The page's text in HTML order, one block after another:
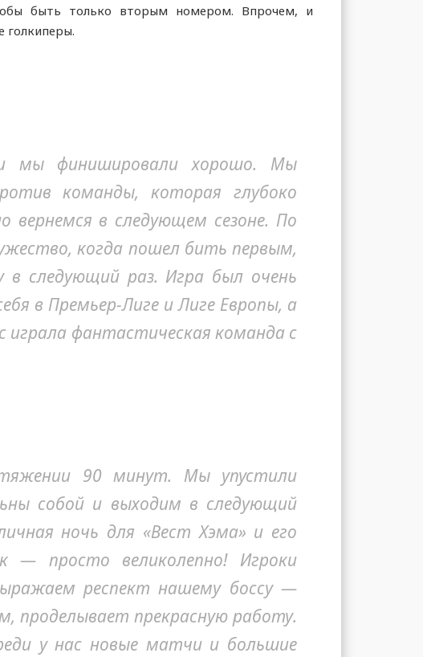
быть только вторым номером. Впрочем, и
голкиперы.
мы финишировали хорошо. Мы
команды, которая глубоко
вернемся в следующем сезоне. По
когда пошел бить первым,
следующий раз. Игра был очень
в Премьер-Лиге и Лиге Европы, а
фантастическая команда с
90 минут. Мы упустили
собой и выходим в следующий
ночь для «Вест Хэма» и его
— просто великолепно! Игроки
респект нашему боссу —
проделывает прекрасную работу.
у нас новые матчи и большие